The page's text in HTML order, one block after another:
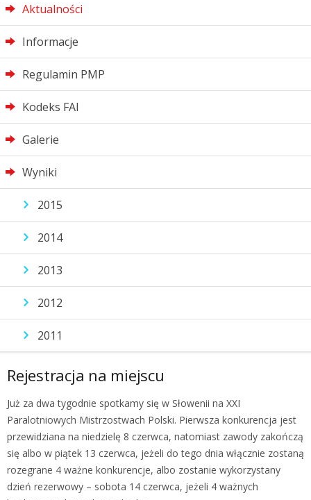
Aktualności
Informacje
Regulamin PMP
Kodeks FAI
Galerie
Wyniki
2015
2014
2013
2012
2011
Rejestracja na miejscu
Już za dwa tygodnie spotkamy się w Słowenii na XXI
Paralotniowych Mistrzostwach Polski. Pierwsza konkurencja jest
przewidziana na niedzielę 8 czerwca, natomiast zawody zakończą
się albo w piątek 13 czerwca, jeżeli do tego dnia włącznie zostaną
rozegrane 4 ważne konkurencje, albo zostanie wykorzystany
dzień rezerwowy – sobota 14 czerwca, jeżeli 4 ważnych